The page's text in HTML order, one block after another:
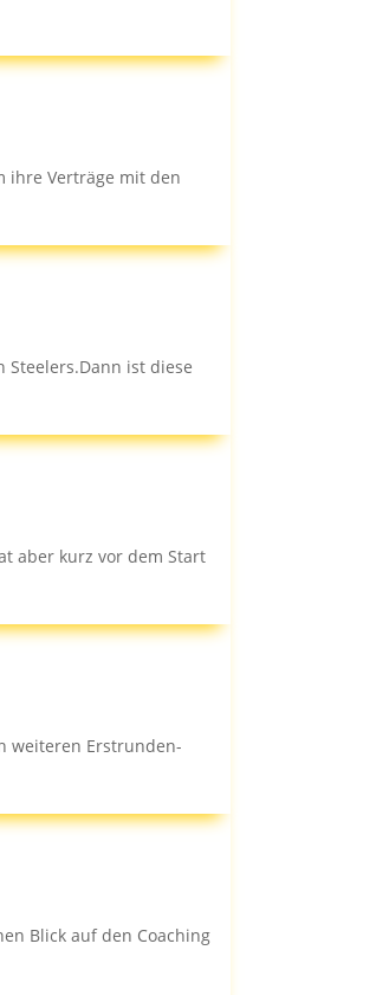
ihre Verträge mit den
Steelers.Dann ist diese
aber kurz vor dem Start
weiteren Erstrunden-
Blick auf den Coaching